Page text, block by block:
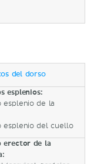
del dorso
esplenios:
esplenio de la
esplenio del cuello
erector de la